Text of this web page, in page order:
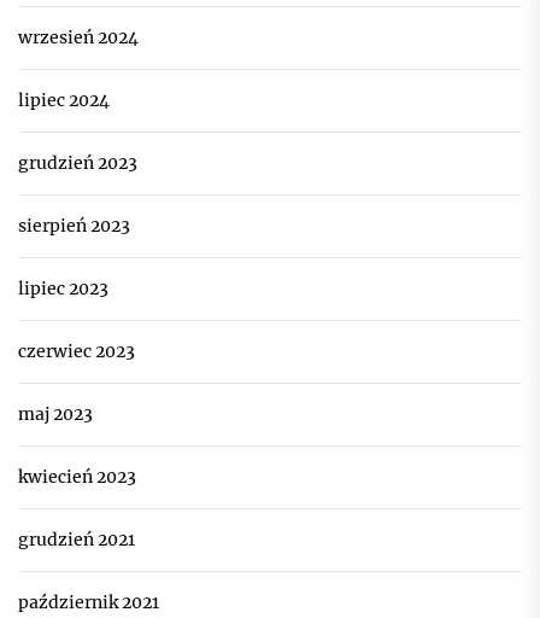
wrzesień 2024
lipiec 2024
grudzień 2023
sierpień 2023
lipiec 2023
czerwiec 2023
maj 2023
kwiecień 2023
grudzień 2021
październik 2021